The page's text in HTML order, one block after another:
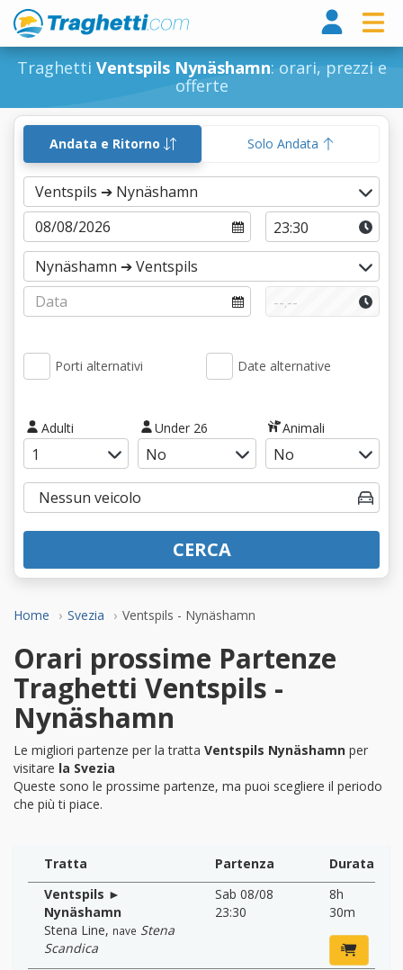
Traghetti Ventspils Nynäshamn: orari, prezzi e
offerte
Home Svezia Ventspils - Nynäshamn
Andata e Ritorno Solo Andata
Porti alternativi Date alternative
Adulti Under 26 Animali
CERCA
Orari prossime Partenze
Traghetti Ventspils -
Nynäshamn
Le migliori partenze per la tratta Ventspils Nynäshamn per
visitare la Svezia
Queste sono le prossime partenze, ma puoi scegliere il periodo
che più ti piace.
Tratta Partenza
Durata
Ventspils ►
Nynäshamn
Stena Line, nave Stena
Scandica
Sab 08/08
23:30
8h
30m